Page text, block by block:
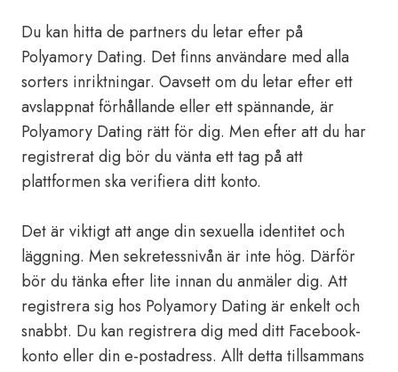
Du kan hitta de partners du letar efter på
Polyamory Dating. Det finns användare med alla
sorters inriktningar. Oavsett om du letar efter ett
avslappnat förhållande eller ett spännande, är
Polyamory Dating rätt för dig. Men efter att du har
registrerat dig bör du vänta ett tag på att
plattformen ska verifiera ditt konto.
Det är viktigt att ange din sexuella identitet och
läggning. Men sekretessnivån är inte hög. Därför
bör du tänka efter lite innan du anmäler dig. Att
registrera sig hos Polyamory Dating är enkelt och
snabbt. Du kan registrera dig med ditt Facebook-
konto eller din e-postadress. Allt detta tillsammans